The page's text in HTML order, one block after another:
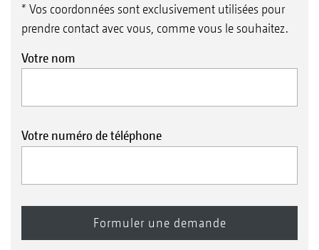
* Vos coordonnées sont exclusivement utilisées pour
prendre contact avec vous, comme vous le souhaitez.
Votre nom
Votre numéro de téléphone